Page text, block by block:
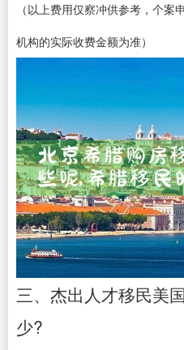
（以上费用仅察冲供参考，个
机构的实际收费金额为准）
三、杰出人才移民美
少?